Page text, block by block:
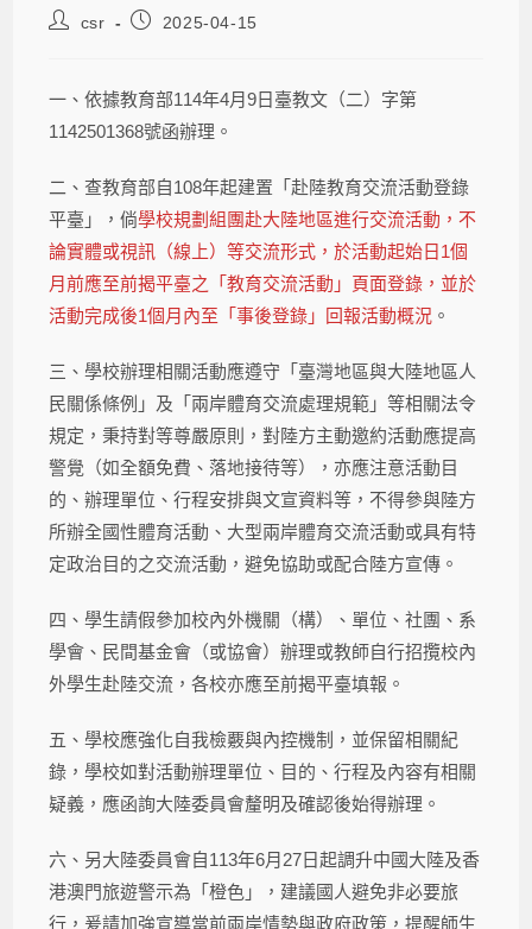
csr 2025-04-15
一、依據教育部114年4月9日臺教文（二）字第
1142501368號函辦理。
二、查教育部自108年起建置「赴陸教育交流活動登錄
平臺」，倘學校規劃組團赴大陸地區進行交流活動，不
論實體或視訊（線上）等交流形式，於活動起始日1個
月前應至前揭平臺之「教育交流活動」頁面登錄，並於
活動完成後1個月內至「事後登錄」回報活動概況 。
三、學校辦理相關活動應遵守「臺灣地區與大陸地區人
民關係條例」及「兩岸體育交流處理規範」等相關法令
規定，秉持對等尊嚴原則，對陸方主動邀約活動應提高
警覺（如全額免費、落地接待等），亦應注意活動目
的、辦理單位、行程安排與文宣資料等，不得參與陸方
所辦全國性體育活動、大型兩岸體育交流活動或具有特
定政治目的之交流活動，避免協助或配合陸方宣傳。
四、學生請假參加校內外機關（構）、單位、社團、系
學會、民間基金會（或協會）辦理或教師自行招攬校內
外學生赴陸交流，各校亦應至前揭平臺填報。
五、學校應強化自我檢覈與內控機制，並保留相關紀
錄，學校如對活動辦理單位、目的、行程及內容有相關
疑義，應函詢大陸委員會釐明及確認後始得辦理。
六、另大陸委員會自113年6月27日起調升中國大陸及香
港澳門旅遊警示為「橙色」，建議國人避免非必要旅
行，爰請加強宣導當前兩岸情勢與政府政策，提醒師生